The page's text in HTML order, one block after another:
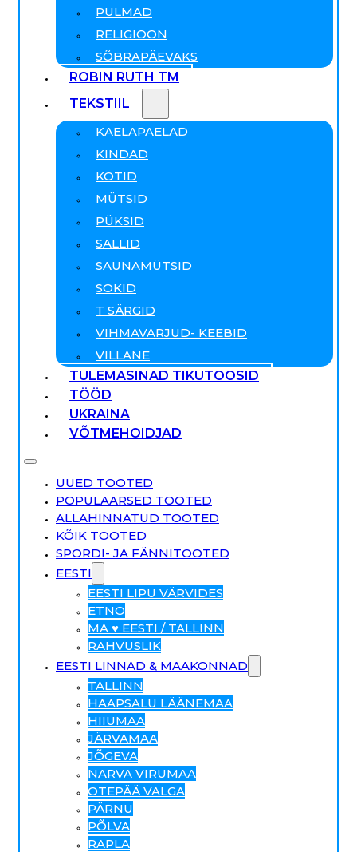
PULMAD
RELIGIOON
SÕBRAPÄEVAKS
ROBIN RUTH TM
TEKSTIIL
KAELAPAELAD
KINDAD
KOTID
MÜTSID
PÜKSID
SALLID
SAUNAMÜTSID
SOKID
T SÄRGID
VIHMAVARJUD- KEEBID
VILLANE
TULEMASINAD TIKUTOOSID
TÖÖD
UKRAINA
VÕTMEHOIDJAD
UUED TOOTED
POPULAARSED TOOTED
ALLAHINNATUD TOOTED
KÕIK TOOTED
SPORDI- JA FÄNNITOOTED
EESTI
EESTI LIPU VÄRVIDES
ETNO
MA ♥ EESTI / TALLINN
RAHVUSLIK
EESTI LINNAD & MAAKONNAD
TALLINN
HAAPSALU LÄÄNEMAA
HIIUMAA
JÄRVAMAA
JÕGEVA
NARVA VIRUMAA
OTEPÄÄ VALGA
PÄRNU
PÕLVA
RAPLA